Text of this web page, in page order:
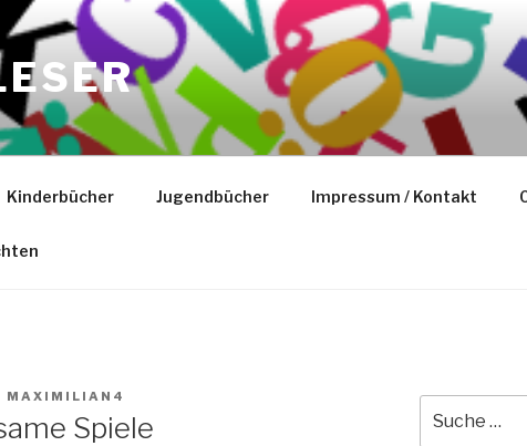
Kinderbücher Jugendbücher Impressum / Kontakt
MAXIMILIAN4
Spiele
nach: